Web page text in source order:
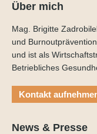
Über mich
Mag. Brigitte
und
und ist als
Betriebliches
Kontakt
News & Presse